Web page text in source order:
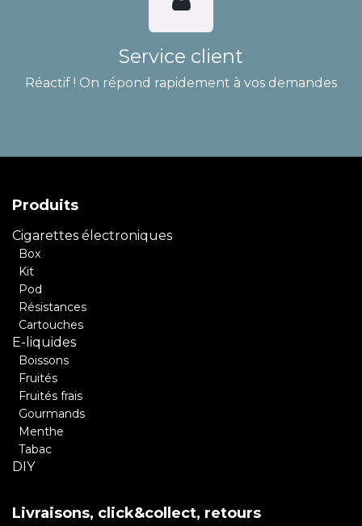
Service client
Réactif ! On répond rapidement à vos demandes
Produits
Cigarettes électroniques
Box
Kit
Pod
Résistances
Cartouches
E-liquides
Boissons
Fruités
Fruités frais
Gourmands
Menthe
Tabac
DIY
Livraisons, click&collect, retours